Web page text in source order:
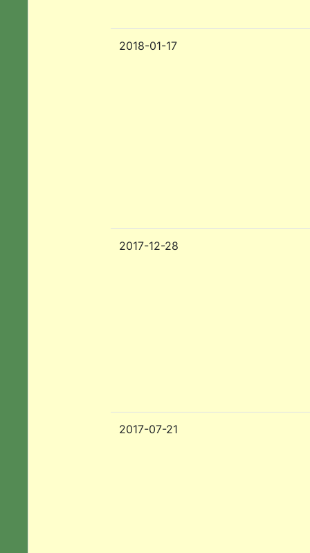
2018-01-17
2017-12-28
2017-07-21